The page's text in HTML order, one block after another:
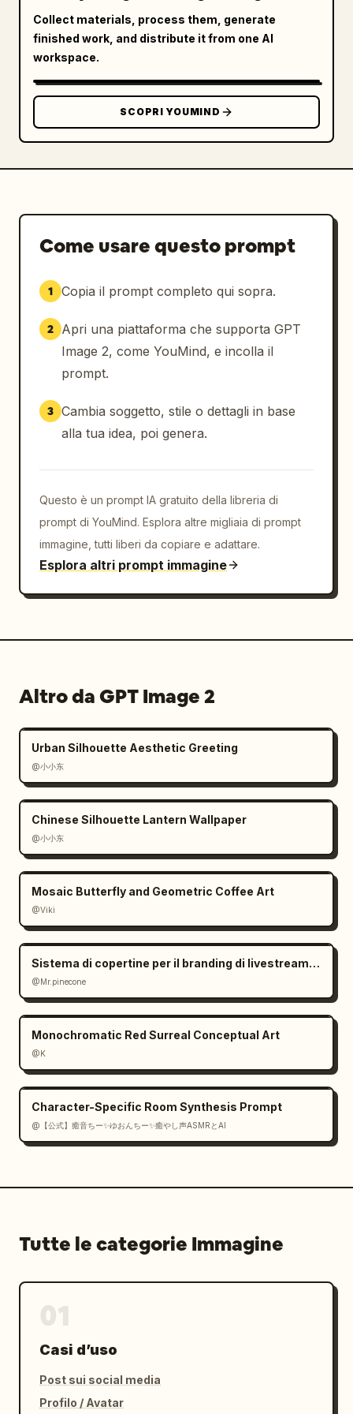
Collect materials, process them, generate
finished work, and distribute it from one AI
workspace.
SCOPRI YOUMIND
Come usare questo prompt
1 Copia il prompt completo qui sopra.
2
Apri una piattaforma che supporta GPT
Image 2, come YouMind, e incolla il
prompt.
3 Cambia soggetto, stile o dettagli in base
alla tua idea, poi genera.
Questo è un prompt IA gratuito della libreria di
prompt di YouMind. Esplora altre migliaia di prompt
immagine, tutti liberi da copiare e adattare.
Esplora altri prompt immagine
Altro da GPT Image 2
Urban Silhouette Aesthetic Greeting
@小小东
Chinese Silhouette Lantern Wallpaper
@小小东
Mosaic Butterfly and Geometric Coffee Art
@Viki
Sistema di copertine per il branding di livestream di pasticceria
@Mr.pinecone
Monochromatic Red Surreal Conceptual Art
@K
Character-Specific Room Synthesis Prompt
@【公式】癒音ちー✨ゆおんちー✨癒やし声ASMRとAI
Tutte le categorie Immagine
Casi d’uso
Post sui social media
Profilo / Avatar